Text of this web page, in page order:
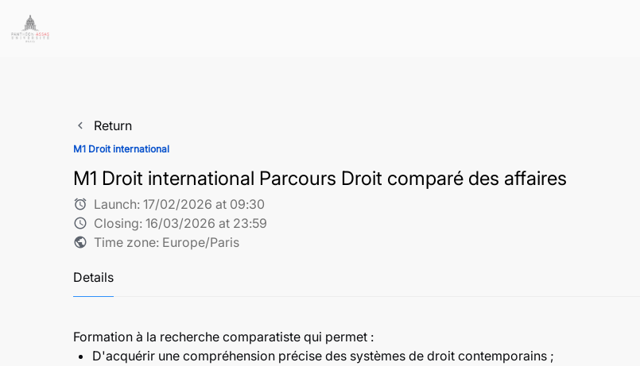
navigate_before Return
M1 Droit international
M1 Droit international Parcours Droit comparé des affaires
alarm Launch: 17/02/2026 at 09:30
schedule Closing: 16/03/2026 at 23:59
public Time zone: Europe/Paris
Details
Formation à la recherche comparatiste qui permet :
D'acquérir une compréhension précise des systèmes de droit contemporains ;